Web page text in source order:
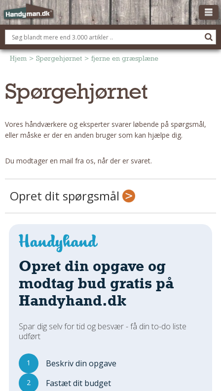
OM HANDYMAN.DK
FÅ 3 TILBUD
BOLIG KØBERÅDGIVNING
Montage Og Nybyg
Reparation Og Vedligehold
Om Materialer
Om Værktøj
Udskiftning Og Montage
Om Materialer
Tips Og Tests
VVS
Montage Og Udskiftning
Reparation Og Vedligehold
Varme Og Energi
Andet
MALER
Indendørs
Udendørs
Hjem > Spørgehjørnet > fjerne en græsplæne
Spørgehjørnet
Vores håndværkere og eksperter svarer løbende på spørgsmål,
eller måske er der en anden bruger som kan hjælpe dig.
Du modtager en mail fra os, når der er svaret.
Opret dit spørgsmål
Opret din opgave og
modtag bud gratis på
Handyhand.dk
Spar dig selv for tid og besvær - få din to-do liste
udført
1 Beskriv din opgave
2 Fastæt dit budget